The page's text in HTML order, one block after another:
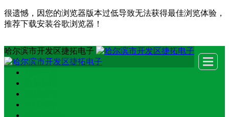
很遗憾，因您的浏览器版本过低导致无法获得最佳浏览体验，
推荐下载安装谷歌浏览器！
哈尔滨市开发区捷拓电子